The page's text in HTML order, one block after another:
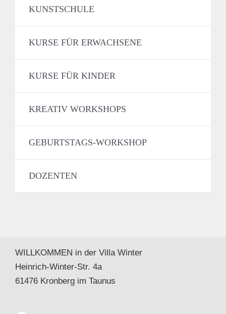
KUNSTSCHULE
KURSE FÜR ERWACHSENE
KURSE FÜR KINDER
KREATIV WORKSHOPS
GEBURTSTAGS-WORKSHOP
DOZENTEN
WILLKOMMEN in der Villa Winter
Heinrich-Winter-Str. 4a
61476 Kronberg im Taunus